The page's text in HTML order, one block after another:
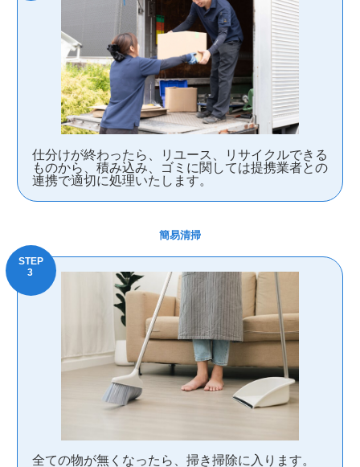
仕分けが終わったら、リユース、リサイクルできる
ものから、積み込み、ゴミに関しては提携業者との
連携で適切に処理いたします。
簡易清掃
全ての物が無くなったら、掃き掃除に入ります。